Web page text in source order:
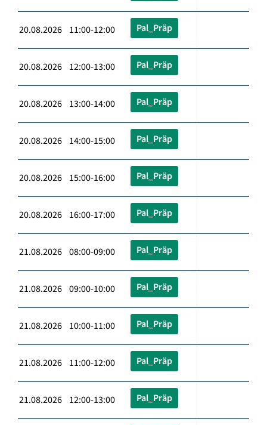
20.08.2026 11:00-12:00 Pal_Präp
20.08.2026 12:00-13:00 Pal_Präp
20.08.2026 13:00-14:00 Pal_Präp
20.08.2026 14:00-15:00 Pal_Präp
20.08.2026 15:00-16:00 Pal_Präp
20.08.2026 16:00-17:00 Pal_Präp
21.08.2026 08:00-09:00 Pal_Präp
21.08.2026 09:00-10:00 Pal_Präp
21.08.2026 10:00-11:00 Pal_Präp
21.08.2026 11:00-12:00 Pal_Präp
21.08.2026 12:00-13:00 Pal_Präp